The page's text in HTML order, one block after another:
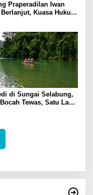
Praperadilan Iwan
Kuasa Hukum
di Sungai Selabung,
Tewas, Satu Lagi